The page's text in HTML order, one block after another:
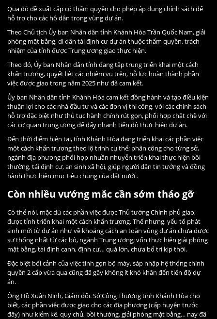
Qua đó đề xuất cấp có thẩm quyền cho phép áp dụng chính sách để
hỗ trợ cho các hộ dân trong vùng dự án.
Theo Chủ tịch Ủy ban Nhân dân tỉnh Khánh Hòa Trần Quốc Nam, giải
phóng mặt bằng, di dân tái định cư dự án thuộc thẩm quyền, trách
nhiệm của tỉnh được Trung ương giao thực hiện.
Theo đó, Ủy ban Nhân dân tỉnh đang tập trung triển khai một cách
khẩn trương, quyết liệt các nhiệm vụ trên, nỗ lực hoàn thành phần
việc được giao trong năm 2025 như đã cam kết.
Ủy ban Nhân dân tỉnh Khánh Hòa cam kết đồng hành và tạo điều kiện
thuận lợi cho các nhà đầu tư và các đơn vị thi công, với các chính sách
hỗ trợ đặc biệt như thủ tục hành chính rút gọn, phối hợp chặt chẽ với
các cơ quan trung ương để đẩy nhanh tiến độ thực hiện dự án.
Đến thời điểm hiện tại, tỉnh Khánh Hòa đang triển khai các phần việc
một cách khẩn trương theo lộ trình cụ thể; phân công cho từng sở,
ngành địa phương phối hợp nhuần nhuyễn triển khai thực hiện bồi
thường, tái định cư, an sinh xã hội, giúp người dân tin tưởng và đồng
hành thực hiện mục tiêu chung của đất nước.
Còn nhiều vướng mắc cần sớm tháo gỡ
Có thể nói, mặc dù các phần việc được Thủ tướng Chính phủ giao,
được tỉnh triển khai một cách khẩn trương. Thế nhưng, yếu tố phát
sinh mới từ dự án như về khoảng cách an toàn vùng dự án chưa được
sự thống nhất từ các bộ, ngành Trung ương; vốn thực hiện giải phóng
mặt bằng, tái định canh, định cư… quá lớn, chưa bố trí kịp thời.
Đặc biệt bối cảnh của việc tinh gọn bộ máy, sáp nhập hệ thống chính
quyền 2 cấp vừa qua cũng đã gây không ít khó khăn đến tiến độ dự
án.
Ông Hồ Xuân Ninh, Giám đốc Sở Công Thương tỉnh Khánh Hòa cho
biết, các phần việc được giao cho các địa phương (cấp huyện trước
đây) như kiểm kê, quy chủ, bồi thường, giải phóng mặt bằng… nay đã